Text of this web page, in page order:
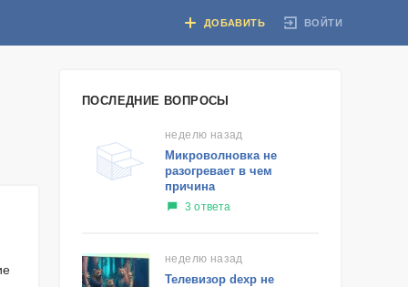
ВОЙТИ
ДОБАВИТЬ
ПОСЛЕДНИЕ ВОПРОСЫ
неделю назад
Микроволновка не
разогревает в чем
причина
3 ответа
неделю назад
Телевизор dexp не